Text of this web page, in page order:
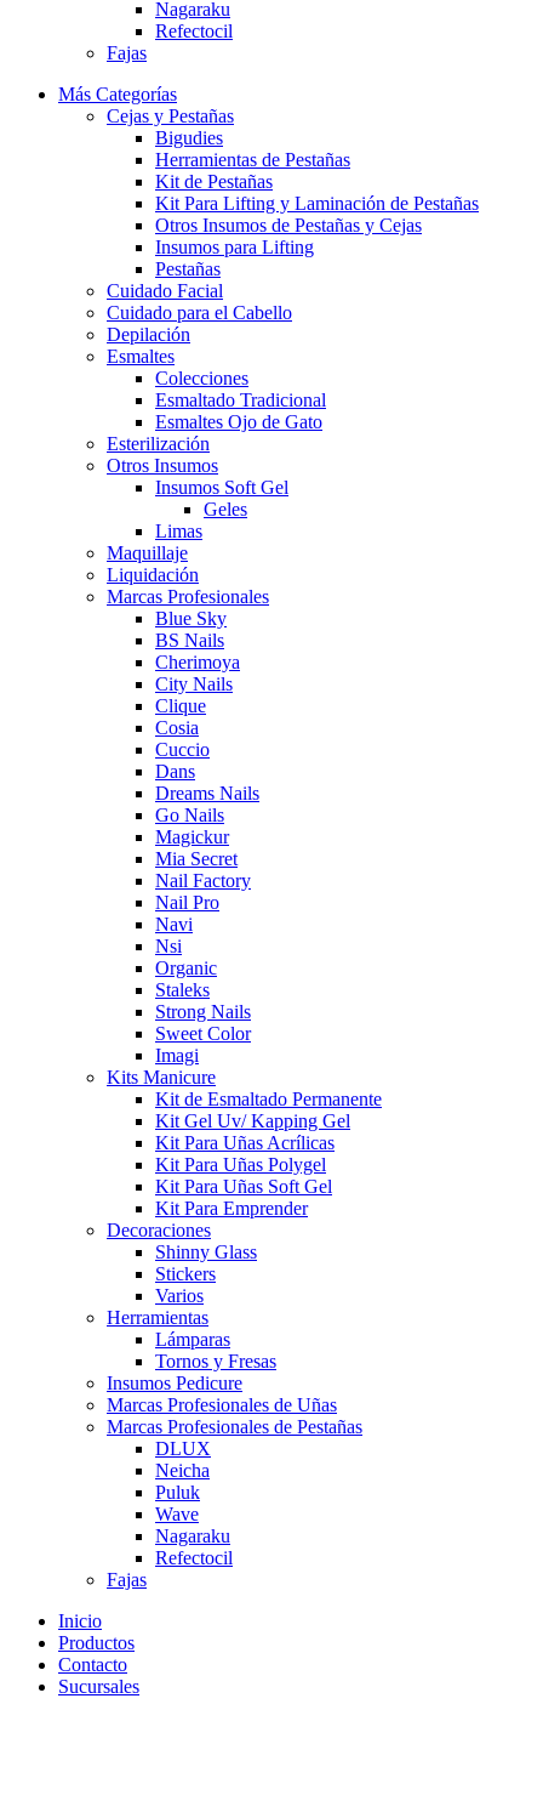
Nagaraku
Refectocil
Fajas
Más Categorías
Cejas y Pestañas
Bigudies
Herramientas de Pestañas
Kit de Pestañas
Kit Para Lifting y Laminación de Pestañas
Otros Insumos de Pestañas y Cejas
Insumos para Lifting
Pestañas
Cuidado Facial
Cuidado para el Cabello
Depilación
Esmaltes
Colecciones
Esmaltado Tradicional
Esmaltes Ojo de Gato
Esterilización
Otros Insumos
Insumos Soft Gel
Geles
Limas
Maquillaje
Liquidación
Marcas Profesionales
Blue Sky
BS Nails
Cherimoya
City Nails
Clique
Cosia
Cuccio
Dans
Dreams Nails
Go Nails
Magickur
Mia Secret
Nail Factory
Nail Pro
Navi
Nsi
Organic
Staleks
Strong Nails
Sweet Color
Imagi
Kits Manicure
Kit de Esmaltado Permanente
Kit Gel Uv/ Kapping Gel
Kit Para Uñas Acrílicas
Kit Para Uñas Polygel
Kit Para Uñas Soft Gel
Kit Para Emprender
Decoraciones
Shinny Glass
Stickers
Varios
Herramientas
Lámparas
Tornos y Fresas
Insumos Pedicure
Marcas Profesionales de Uñas
Marcas Profesionales de Pestañas
DLUX
Neicha
Puluk
Wave
Nagaraku
Refectocil
Fajas
Inicio
Productos
Contacto
Sucursales